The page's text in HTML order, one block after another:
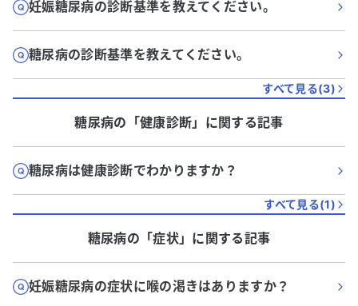
妊娠糖尿病の診断基準を教えてください。
糖尿病の診断基準を教えてください。
すべて見る(3)
糖尿病の「健康診断」に関する記事
糖尿病は健康診断でわかりますか？
すべて見る(1)
糖尿病の「症状」に関する記事
妊娠糖尿病の症状に喉の渇きはありますか？